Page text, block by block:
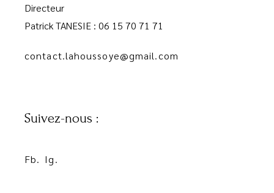
Directeur
Patrick TANESIE : 06 15 70 71 71
contact.lahoussoye@gmail.com
Suivez-nous :
Fb. Ig.